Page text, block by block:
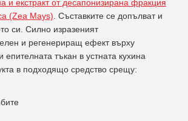
и екстракт от десапонизирана фракция
(Zea Mays) . Съставките се допълват и
си. Силно изразеният
и регенериращ ефект върху
епителната тъкан в устната кухина
в подходящо средство срещу: